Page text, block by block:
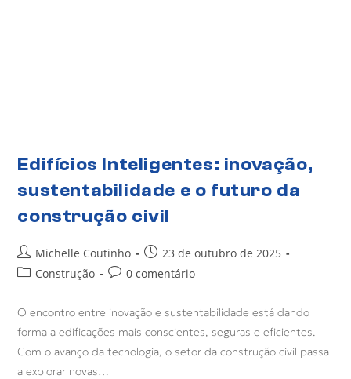
Edifícios Inteligentes: inovação,
sustentabilidade e o futuro da
construção civil
Michelle Coutinho
23 de outubro de 2025
Construção
0 comentário
O encontro entre inovação e sustentabilidade está dando
forma a edificações mais conscientes, seguras e eficientes.
Com o avanço da tecnologia, o setor da construção civil passa
a explorar novas…